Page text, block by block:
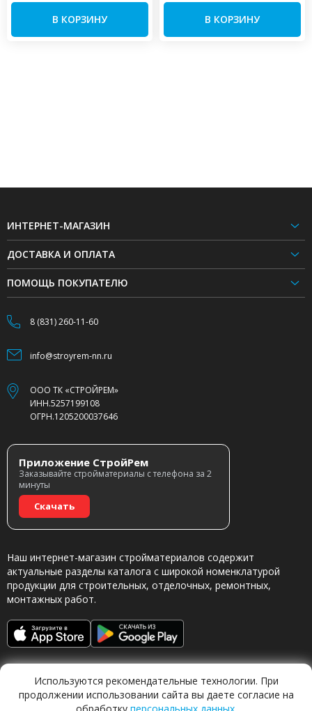
В КОРЗИНУ В КОРЗИНУ
ИНТЕРНЕТ-МАГАЗИН
ДОСТАВКА И ОПЛАТА
ПОМОЩЬ ПОКУПАТЕЛЮ
8 (831) 260-11-60
info@stroyrem-nn.ru
ООО ТК «СТРОЙРЕМ»
ИНН.5257199108
ОГРН.1205200037646
Приложение СтройРем
Заказывайте стройматериалы с телефона за 2
минуты
Скачать
Наш интернет-магазин стройматериалов содержит
актуальные разделы каталога с широкой номенклатурой
продукции для строительных, отделочных, ремонтных,
монтажных работ.
Используются рекомендательные технологии. При
продолжении использовании сайта вы даете согласие на